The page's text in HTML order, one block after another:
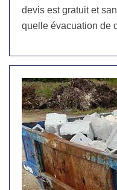
devis est gratuit et
quelle évacuation de